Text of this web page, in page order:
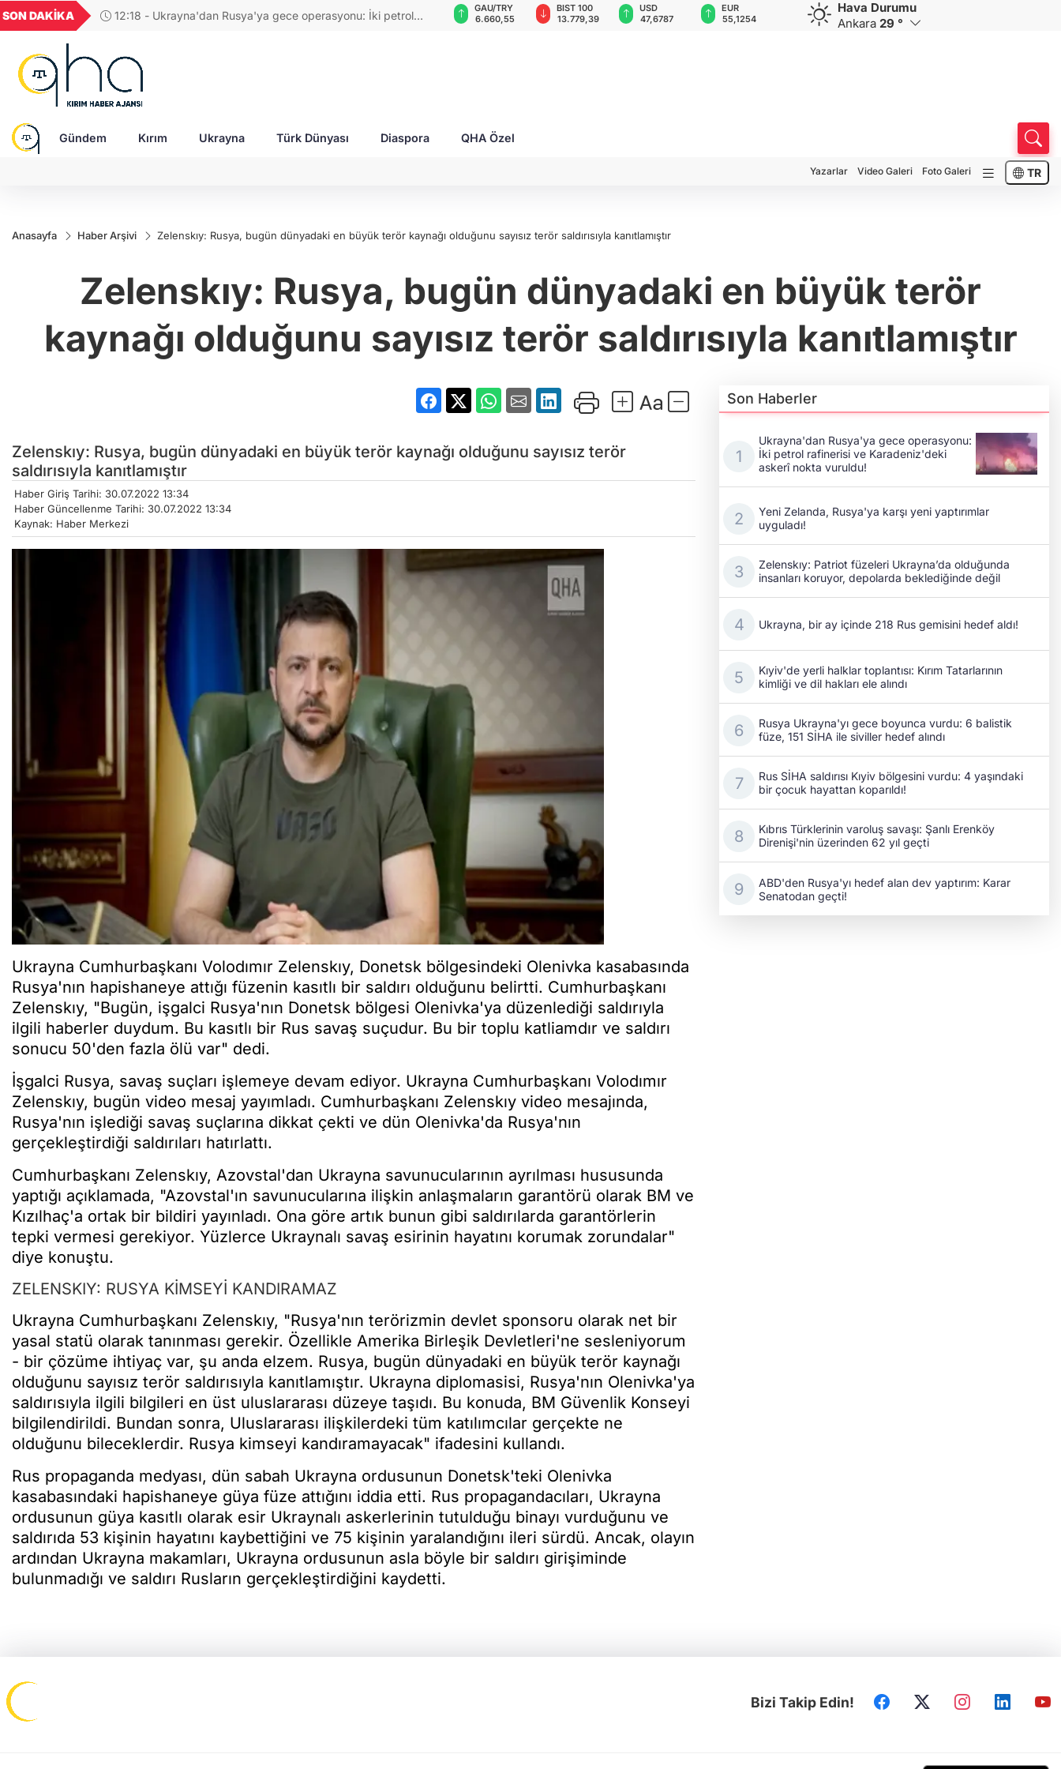
SON DAKİKA
11:56 - Yeni Zelanda, Rusya'ya karşı yeni yaptırımlar
1,1849
18,2677
16,3788
27,9743
VND
0,0018
GAU/TRY
6.660,55
BIST 100
13.779,39
USD
47,6787
EUR
55,1254
64,3468
CHF
59,0083
Hava Durumu
Ankara 29 °
Gündem Kırım Ukrayna Türk Dünyası Diaspora QHA Özel
Yazarlar Video Galeri Foto Galeri TR
Anasayfa Haber Arşivi Zelenskıy: Rusya, bugün dünyadaki en büyük terör kaynağı olduğunu sayısız terör saldırısıyla kanıtlamıştır
Zelenskıy: Rusya, bugün dünyadaki en büyük terör
kaynağı olduğunu sayısız terör saldırısıyla kanıtlamıştır
Zelenskıy: Rusya, bugün dünyadaki en büyük terör kaynağı olduğunu sayısız terör
saldırısıyla kanıtlamıştır
Haber Giriş Tarihi: 30.07.2022 13:34
Haber Güncellenme Tarihi: 30.07.2022 13:34
Kaynak: Haber Merkezi
Ukrayna Cumhurbaşkanı Volodımır Zelenskıy, Donetsk bölgesindeki Olenivka kasabasında
Rusya'nın hapishaneye attığı füzenin kasıtlı bir saldırı olduğunu belirtti. Cumhurbaşkanı
Zelenskıy, "Bugün, işgalci Rusya'nın Donetsk bölgesi Olenivka'ya düzenlediği saldırıyla
ilgili haberler duydum. Bu kasıtlı bir Rus savaş suçudur. Bu bir toplu katliamdır ve saldırı
sonucu 50'den fazla ölü var" dedi.
İşgalci Rusya, savaş suçları işlemeye devam ediyor. Ukrayna Cumhurbaşkanı Volodımır
Zelenskıy, bugün video mesaj yayımladı. Cumhurbaşkanı Zelenskıy video mesajında,
Rusya'nın işlediği savaş suçlarına dikkat çekti ve dün Olenivka'da Rusya'nın
gerçekleştirdiği saldırıları hatırlattı.
Cumhurbaşkanı Zelenskıy, Azovstal'dan Ukrayna savunucularının ayrılması hususunda
yaptığı açıklamada, "Azovstal'ın savunucularına ilişkin anlaşmaların garantörü olarak BM ve
Kızılhaç'a ortak bir bildiri yayınladı. Ona göre artık bunun gibi saldırılarda garantörlerin
tepki vermesi gerekiyor. Yüzlerce Ukraynalı savaş esirinin hayatını korumak zorundalar"
diye konuştu.
ZELENSKIY: RUSYA KİMSEYİ KANDIRAMAZ
Ukrayna Cumhurbaşkanı Zelenskıy, "Rusya'nın terörizmin devlet sponsoru olarak net bir
yasal statü olarak tanınması gerekir. Özellikle Amerika Birleşik Devletleri'ne sesleniyorum
- bir çözüme ihtiyaç var, şu anda elzem. Rusya, bugün dünyadaki en büyük terör kaynağı
olduğunu sayısız terör saldırısıyla kanıtlamıştır. Ukrayna diplomasisi, Rusya'nın Olenivka'ya
saldırısıyla ilgili bilgileri en üst uluslararası düzeye taşıdı. Bu konuda, BM Güvenlik Konseyi
bilgilendirildi. Bundan sonra, Uluslararası ilişkilerdeki tüm katılımcılar gerçekte ne
olduğunu bileceklerdir. Rusya kimseyi kandıramayacak" ifadesini kullandı.
Rus propaganda medyası, dün sabah Ukrayna ordusunun Donetsk'teki Olenivka
kasabasındaki hapishaneye güya füze attığını iddia etti. Rus propagandacıları, Ukrayna
ordusunun güya kasıtlı olarak esir Ukraynalı askerlerinin tutulduğu binayı vurduğunu ve
saldırıda 53 kişinin hayatını kaybettiğini ve 75 kişinin yaralandığını ileri sürdü. Ancak, olayın
ardından Ukrayna makamları, Ukrayna ordusunun asla böyle bir saldırı girişiminde
bulunmadığı ve saldırı Rusların gerçekleştirdiğini kaydetti.
Son Haberler
Ukrayna'dan Rusya'ya gece operasyonu:
İki petrol rafinerisi ve Karadeniz'deki
askerî nokta vuruldu!
Yeni Zelanda, Rusya'ya karşı yeni yaptırımlar
uyguladı!
Zelenskıy: Patriot füzeleri Ukrayna’da olduğunda
insanları koruyor, depolarda beklediğinde değil
Ukrayna, bir ay içinde 218 Rus gemisini hedef aldı!
Kıyiv'de yerli halklar toplantısı: Kırım Tatarlarının
kimliği ve dil hakları ele alındı
Rusya Ukrayna'yı gece boyunca vurdu: 6 balistik
füze, 151 SİHA ile siviller hedef alındı
Rus SİHA saldırısı Kıyiv bölgesini vurdu: 4 yaşındaki
bir çocuk hayattan koparıldı!
Kıbrıs Türklerinin varoluş savaşı: Şanlı Erenköy
Direnişi'nin üzerinden 62 yıl geçti
ABD'den Rusya'yı hedef alan dev yaptırım: Karar
Senatodan geçti!
Bizi Takip Edin!